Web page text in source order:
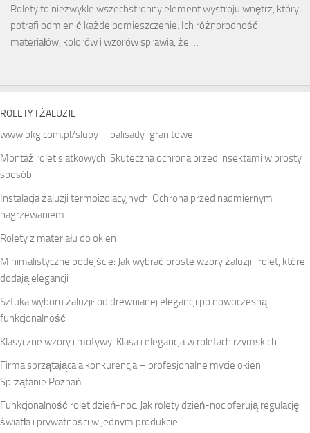
Rolety to niezwykle wszechstronny element wystroju wnętrz, który
potrafi odmienić każde pomieszczenie. Ich różnorodność
materiałów, kolorów i wzorów sprawia, że …
ROLETY I ŻALUZJE
www.bkg.com.pl/slupy-i-palisady-granitowe
Montaż rolet siatkowych: Skuteczna ochrona przed insektami w prosty
sposób
Instalacja żaluzji termoizolacyjnych: Ochrona przed nadmiernym
nagrzewaniem
Rolety z materiału do okien
Minimalistyczne podejście: Jak wybrać proste wzory żaluzji i rolet, które
dodają elegancji
Sztuka wyboru żaluzji: od drewnianej elegancji po nowoczesną
funkcjonalność
Klasyczne wzory i motywy: Klasa i elegancja w roletach rzymskich
Firma sprzątająca a konkurencja – profesjonalne mycie okien.
Sprzątanie Poznań
Funkcjonalność rolet dzień-noc: Jak rolety dzień-noc oferują regulację
światła i prywatności w jednym produkcie